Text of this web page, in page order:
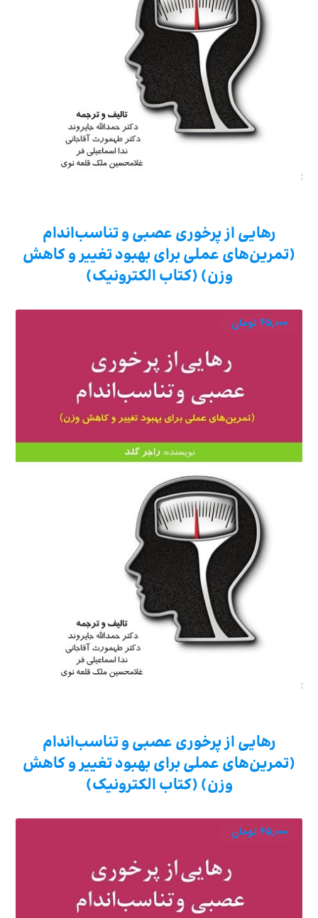
رهایی از پرخوری عصبی و تناسب‌اندام
(تمرین‌های عملی برای بهبود تغییر و کاهش
وزن) (کتاب الکترونیک)
رهایی از پرخوری عصبی و تناسب‌اندام
(تمرین‌های عملی برای بهبود تغییر و کاهش
وزن) (کتاب الکترونیک)
۴۵,۰۰۰ تومان
۴۵,۰۰۰ تومان